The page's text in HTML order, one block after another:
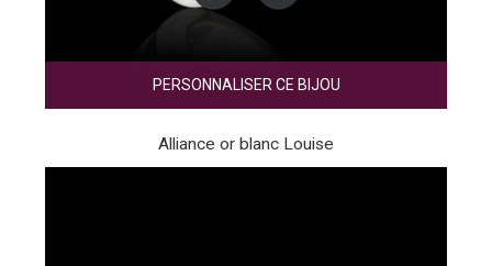
PERSONNALISER CE BIJOU
Alliance or blanc Louise